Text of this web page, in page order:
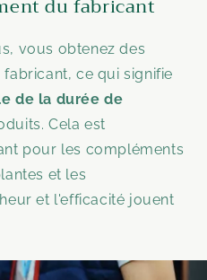
du fabricant
vous obtenez des
ce qui signifie
de la durée de
Cela est
pour les compléments
et les
et l'efficacité jouent